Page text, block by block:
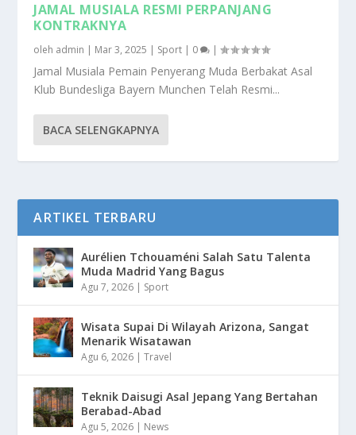
JAMAL MUSIALA RESMI PERPANJANG
KONTRAKNYA
oleh admin | Mar 3, 2025 | Sport | 0 |
Jamal Musiala Pemain Penyerang Muda Berbakat Asal
Klub Bundesliga Bayern Munchen Telah Resmi...
BACA SELENGKAPNYA
ARTIKEL TERBARU
Aurélien Tchouaméni Salah Satu Talenta
Muda Madrid Yang Bagus
Agu 7, 2026 | Sport
Wisata Supai Di Wilayah Arizona, Sangat
Menarik Wisatawan
Agu 6, 2026 |Travel
Teknik Daisugi Asal Jepang Yang Bertahan
Berabad-Abad
Agu 5, 2026 | News